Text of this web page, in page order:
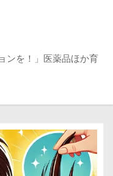
ンを！」医薬品ほか育